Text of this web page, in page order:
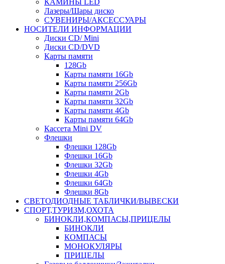
КАМИНЫ LED
Лазеры/Шары диско
СУВЕНИРЫ/АКСЕССУАРЫ
НОСИТЕЛИ ИНФОРМАЦИИ
Диски CD/ Mini
Диски CD/DVD
Карты памяти
128Gb
Карты памяти 16Gb
Карты памяти 256Gb
Карты памяти 2Gb
Карты памяти 32Gb
Карты памяти 4Gb
Карты памяти 64Gb
Кассета Mini DV
Флешки
Флешки 128Gb
Флешки 16Gb
Флешки 32Gb
Флешки 4Gb
Флешки 64Gb
Флешки 8Gb
СВЕТОДИОДНЫЕ ТАБЛИЧКИ/ВЫВЕСКИ
СПОРТ,ТУРИЗМ,ОХОТА
БИНОКЛИ,КОМПАСЫ,ПРИЦЕЛЫ
БИНОКЛИ
КОМПАСЫ
МОНОКУЛЯРЫ
ПРИЦЕЛЫ